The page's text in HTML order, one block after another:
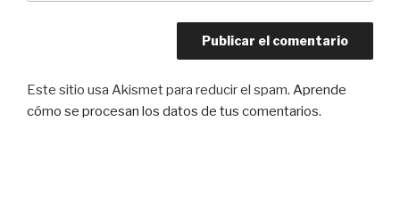
Este sitio usa Akismet para reducir el spam. Aprende
cómo se procesan los datos de tus comentarios.